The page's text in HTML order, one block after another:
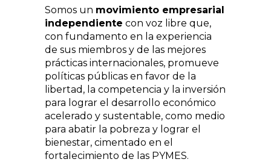
Somos un movimiento empresarial
independiente con voz libre que,
con fundamento en la experiencia
de sus miembros y de las mejores
prácticas internacionales, promueve
políticas públicas en favor de la
libertad, la competencia y la inversión
para lograr el desarrollo económico
acelerado y sustentable, como medio
para abatir la pobreza y lograr el
bienestar, cimentado en el
fortalecimiento de las PYMES.